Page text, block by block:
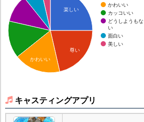
かわいい
カッコいい
どうしようもな
い
面白い
美しい
楽しい
尊い
かわいい
キャスティングアプリ